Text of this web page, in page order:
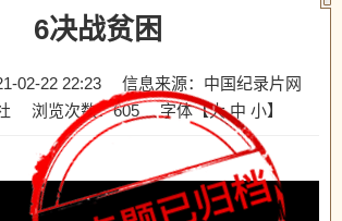
6决战贫困
02-22 22:23
信息来源：中国纪录片网
浏览次数：605 字体【大 中 小】